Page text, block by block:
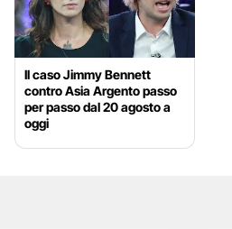
Il caso Jimmy Bennett
contro Asia Argento passo
per passo dal 20 agosto a
oggi